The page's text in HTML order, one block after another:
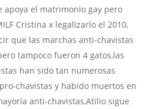
apoya el matrimonio gay pero
Cristina x legalizarlo el 2010,
que las marchas anti-chavistas
tampoco fueron 4 gatos,las
han sido tan numerosas
chavistas y habido muertos en
anti-chavistas,Atilio sigue